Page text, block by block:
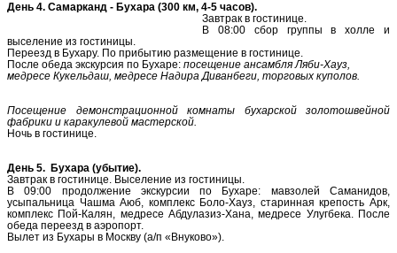
День 4. Самарканд - Бухара (300 км, 4-5 часов).
Завтрак в гостинице.
В 08:00 сбор группы в холле и
выселение из гостиницы.
Переезд в Бухару. По прибытию размещение в гостинице.
После обеда экскурсия по Бухаре: посещение ансамбля Ляби-Хауз,
медресе Кукельдаш, медресе Надира Диванбеги, торговых куполов.
Посещение демонстрационной комнаты бухарской золотошвейной
фабрики и каракулевой мастерской.
Ночь в гостинице.
День 5. Бухара (убытие).
Завтрак в гостинице. Выселение из гостиницы.
В 09:00 продолжение экскурсии по Бухаре: мавзолей Саманидов,
усыпальница Чашма Аюб, комплекс Боло-Хауз, старинная крепость Арк,
комплекс Пой-Калян, медресе Абдулазиз-Хана, медресе Улугбека. После
обеда переезд в аэропорт.
Вылет из Бухары в Москву (а/п «Внуково»).